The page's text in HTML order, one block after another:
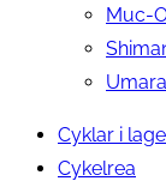
Muc-
Umara
Cyklar i
Cykelrea